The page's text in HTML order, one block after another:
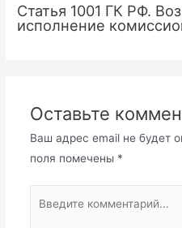
Статья 1001 ГК РФ.
исполнение
Оставьте
Ваш адрес email не будет
поля помечены *